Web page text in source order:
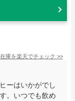
庫を楽天でチェック >>
ーはいかがでし
。いつでも飲め